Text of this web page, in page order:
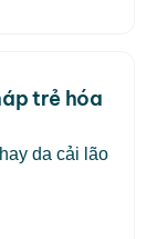
trẻ hóa
da cải lão